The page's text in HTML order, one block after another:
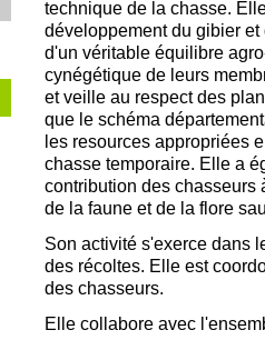
technique de la chasse.
développement du gibier
d'un véritable équilibre
cynégétique de leurs
et veille au respect des
que le schéma
les resources appropriées
chasse temporaire. Elle a
contribution des chasseurs
de la faune et de la flore
Son activité s'exerce dans
des récoltes. Elle est
des chasseurs.
Elle collabore avec